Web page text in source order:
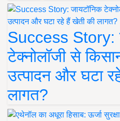
Success Story:
टेक्नोलॉजी से
उत्पादन और घटा
लागत?